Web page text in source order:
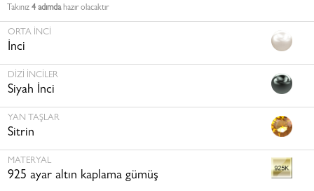
Takınız 4 adımdahazır olacaktır
ORTA İNCI
İnci
DIZI İNCILER
Siyah İnci
YAN TAŞLAR
Sitrin
MATERYAL
925 ayar altın kaplama gümüş